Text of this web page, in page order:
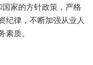
家的方针政策，严格
纪律，不断加强从业人
质。